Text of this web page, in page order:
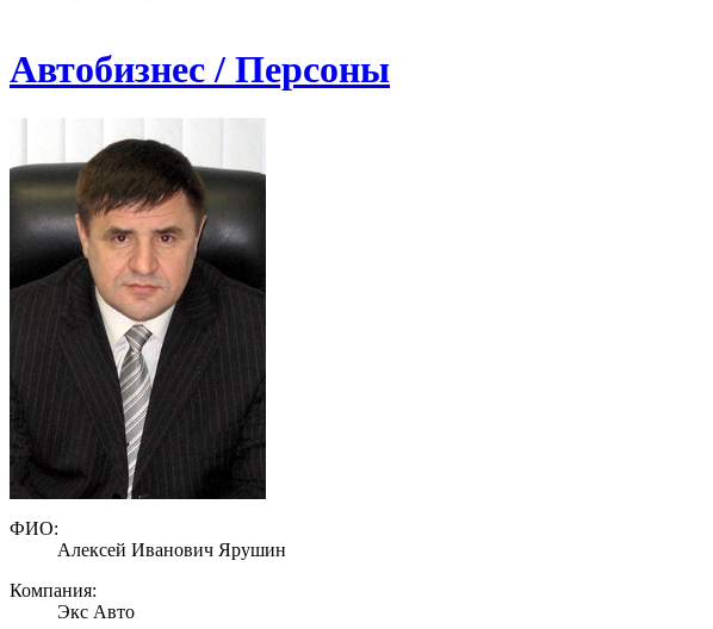
Автобизнес / Персоны
ФИО:
Алексей Иванович Ярушин
Компания:
Экс Авто